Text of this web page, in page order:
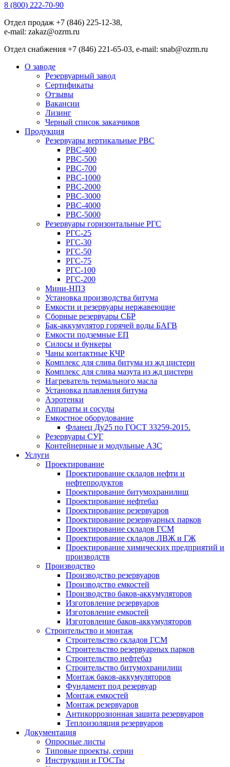
8 (800) 222-70-90
Отдел продаж +7 (846) 225-12-38,
e-mail: zakaz@ozrm.ru
Отдел снабжения +7 (846) 221-65-03, e-mail: snab@ozrm.ru
О заводе
Резервуарный завод
Сертификаты
Отзывы
Вакансии
Лизинг
Черный список заказчиков
Продукция
Резервуары вертикальные РВС
РВС-400
РВС-500
РВС-700
РВС-1000
РВС-2000
РВС-3000
РВС-4000
РВС-5000
Резервуары горизонтальные РГС
РГС-25
РГС-30
РГС-50
РГС-75
РГС-100
РГС-200
Мини-НПЗ
Установка производства битума
Емкости и резервуары нержавеющие
Сборные резервуары СБР
Бак-аккумулятор горячей воды БАГВ
Емкости подземные ЕП
Силосы и бункеры
Чаны контактные КЧР
Комплекс для слива битума из жд цистерн
Комплекс для слива мазута из жд цистерн
Нагреватель термального масла
Установка плавления битума
Аэротенки
Аппараты и сосуды
Емкостное оборудование
Фланец Ду25 по ГОСТ 33259-2015.
Резервуары СУГ
Контейнерные и модульные АЗС
Услуги
Проектирование
Проектирование складов нефти и
нефтепродуктов
Проектирование битумохранилищ
Проектирование нефтебаз
Проектирование резервуаров
Проектирование резервуарных парков
Проектирование складов ГСМ
Проектирование складов ЛВЖ и ГЖ
Проектирование химических предприятий и
производств
Производство
Производство резервуаров
Производство емкостей
Производство баков-аккумуляторов
Изготовление резервуаров
Изготовление емкостей
Изготовление баков-аккумуляторов
Строительство и монтаж
Строительство складов ГСМ
Строительство резервуарных парков
Строительство нефтебаз
Строительство битумохранилищ
Монтаж баков-аккумуляторов
Фундамент под резервуар
Монтаж емкостей
Монтаж резервуаров
Антикоррозионная защита резервуаров
Теплоизоляция резервуаров
Документация
Опросные листы
Типовые проекты, серии
Инструкции и ГОСТы